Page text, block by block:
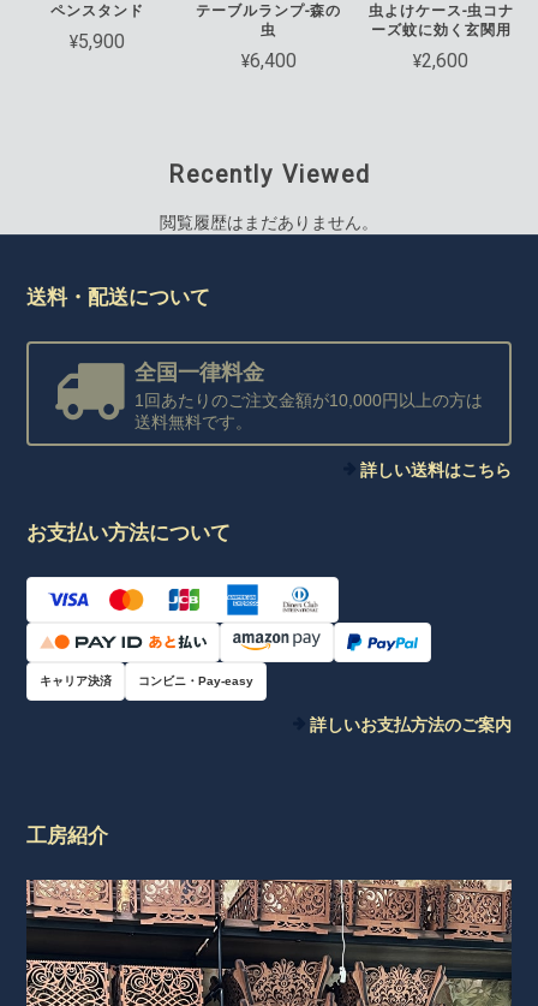
ペンスタンド
¥5,900
テーブルランプ-森の
虫
¥6,400
虫よけケース-虫コナ
ーズ蚊に効く玄関用
¥2,600
Recently Viewed
閲覧履歴はまだありません。
送料・配送について
全国一律料金
1回あたりのご注文金額が10,000円以上の方は
送料無料です。
詳しい送料はこちら
お支払い方法について
キャリア決済 コンビニ・Pay-easy
詳しいお支払方法のご案内
工房紹介